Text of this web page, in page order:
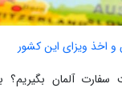
و اخذ ویزای این کشور
آلمان بگیریم؟